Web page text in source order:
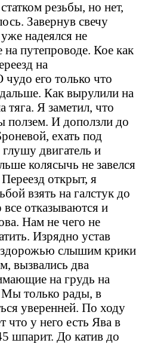
резьбы, но нет,
Завернув свечу
надеялся не
на путепроводе. Кое как
на
его только что
Как вырулили на
тяга. Я заметил, что
ползем. И доползли до
ехать под
двигатель и
колясычь не завелся
открыт, я
взять на галстук до
отказываются и
Нам не чего не
Изрядно устав
слышим крики
вызвались два
на грудь на
Мы только рады, в
уверенней. По ходу
что у него есть Ява в
шпарит. До катив до